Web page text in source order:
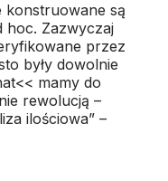
konstruowane są
hoc. Zazwyczaj
przez
były dowolnie
mamy do
rewolucją –
ilościowa” –